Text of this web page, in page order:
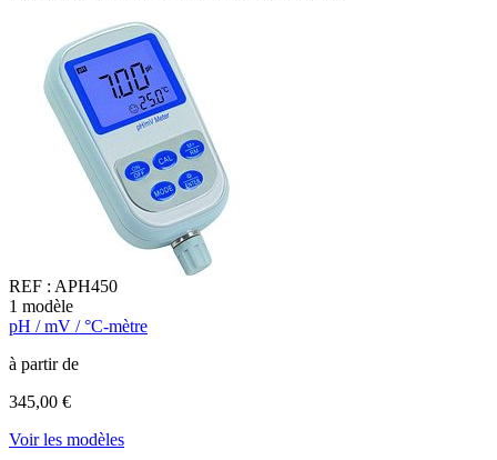
REF : APH450
1 modèle
pH / mV / °C-mètre
à partir de
345,00 €
Voir les modèles